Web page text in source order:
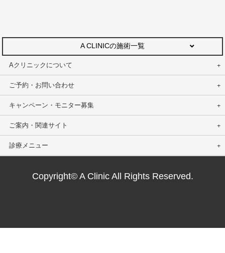
A CLINICの施術一覧
Aクリニックについて
ご予約・お問い合わせ
キャンペーン・モニター募集
ご案内・関連サイト
診療メニュー
Copyright© A Clinic All Rights Reserved.